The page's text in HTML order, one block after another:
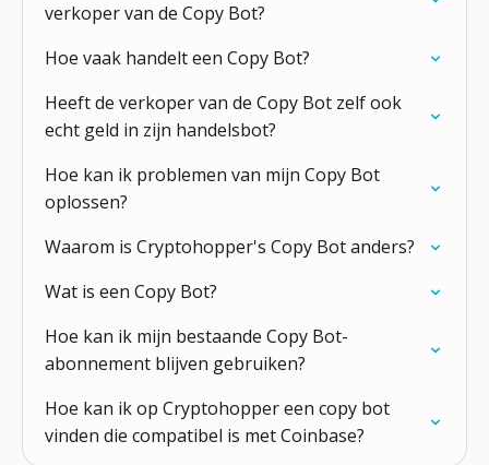
verkoper van de Copy Bot?
Hoe vaak handelt een Copy Bot?
Heeft de verkoper van de Copy Bot zelf ook
echt geld in zijn handelsbot?
Hoe kan ik problemen van mijn Copy Bot
oplossen?
Waarom is Cryptohopper's Copy Bot anders?
Wat is een Copy Bot?
Hoe kan ik mijn bestaande Copy Bot-
abonnement blijven gebruiken?
Hoe kan ik op Cryptohopper een copy bot
vinden die compatibel is met Coinbase?